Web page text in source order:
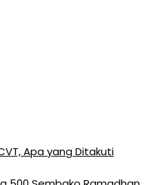
Apa yang Ditakuti